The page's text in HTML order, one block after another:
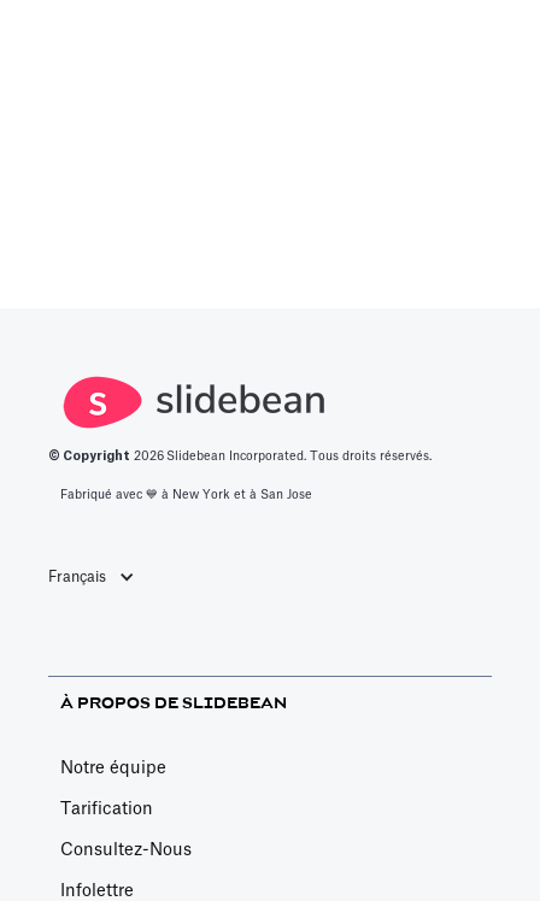
© Copyright 2026 Slidebean Incorporated. Tous droits réservés.
Fabriqué avec 💙️ à New York et à San Jose
Français
À PROPOS DE SLIDEBEAN
Notre équipe
Tarification
Consultez-Nous
Infolettre